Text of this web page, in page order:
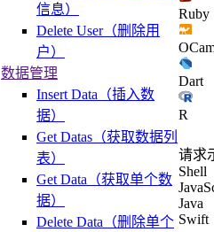
信息）
Delete User（删除用
户）
数据管理
Insert Data（插入数
据）
Get Datas（获取数据列
表）
Get Data（获取单个数
据）
Delete Data（删除单个
Ruby
Dart
R
请求
Shell
Java
Swift